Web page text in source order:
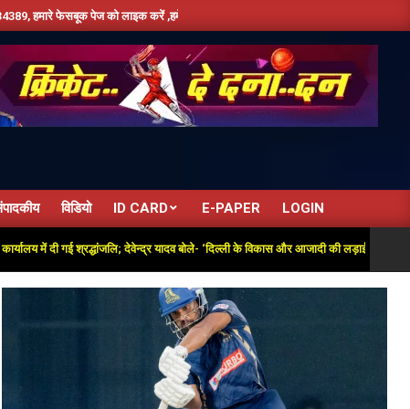
करें ,हमे यूट्यूब पर सबस्क्राइब जरूर करें,दिन भर की तमाम छोटी बड़ी खबरों के लिए बने रहे
विडियो ID CARD E-PAPER LOGIN
देवेन्द्र यादव बोले- ‘दिल्ली के विकास और आजादी की लड़ाई में अतुलनीय योगदान’